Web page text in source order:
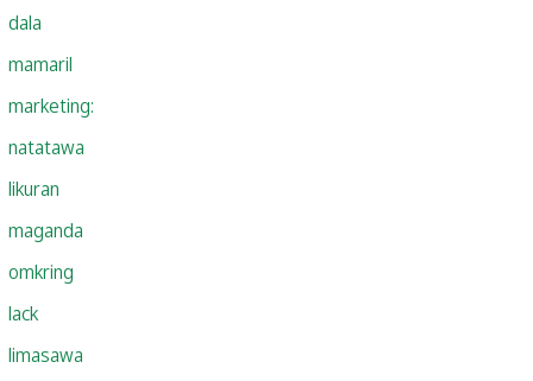
dala
mamaril
marketing:
natatawa
likuran
maganda
omkring
lack
limasawa